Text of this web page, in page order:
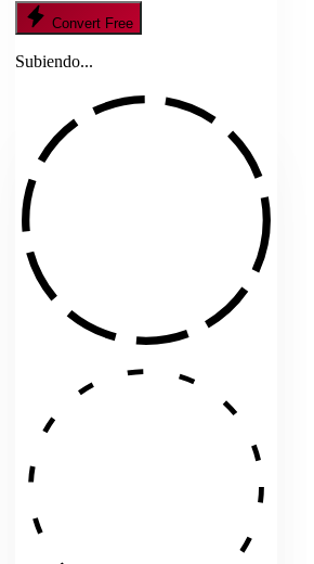
Convert Free
Subiendo...